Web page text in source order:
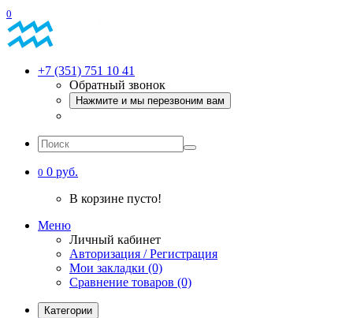
0
+7 (351) 751 10 41
Обратный звонок
Нажмите и мы перезвоним вам
0 0 руб.
В корзине пусто!
Меню
Личный кабинет
Авторизация / Регистрация
Мои закладки (0)
Сравнение товаров (0)
Категории